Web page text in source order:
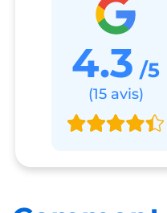
4.3 /5
(15 avis)